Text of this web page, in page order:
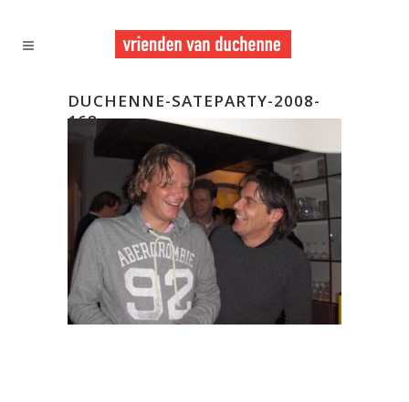
DUCHENNE-SATEPARTY-2008-
168